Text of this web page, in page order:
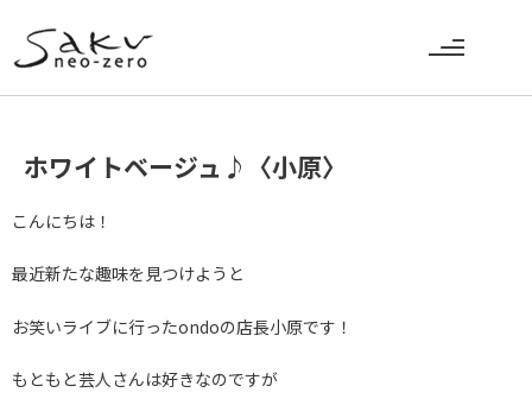
ホワイトベージュ♪〈小原〉
こんにちは！
最近新たな趣味を見つけようと
お笑いライブに行ったondoの店長小原です！
もともと芸人さんは好きなのですが